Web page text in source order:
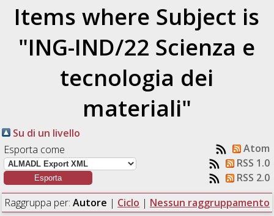
Items where Subject is
"ING-IND/22 Scienza e
tecnologia dei
materiali"
Su di un livello
Esporta come
Atom
RSS 1.0
RSS 2.0
Raggruppa per: Autore | Ciclo | Nessun raggruppamento